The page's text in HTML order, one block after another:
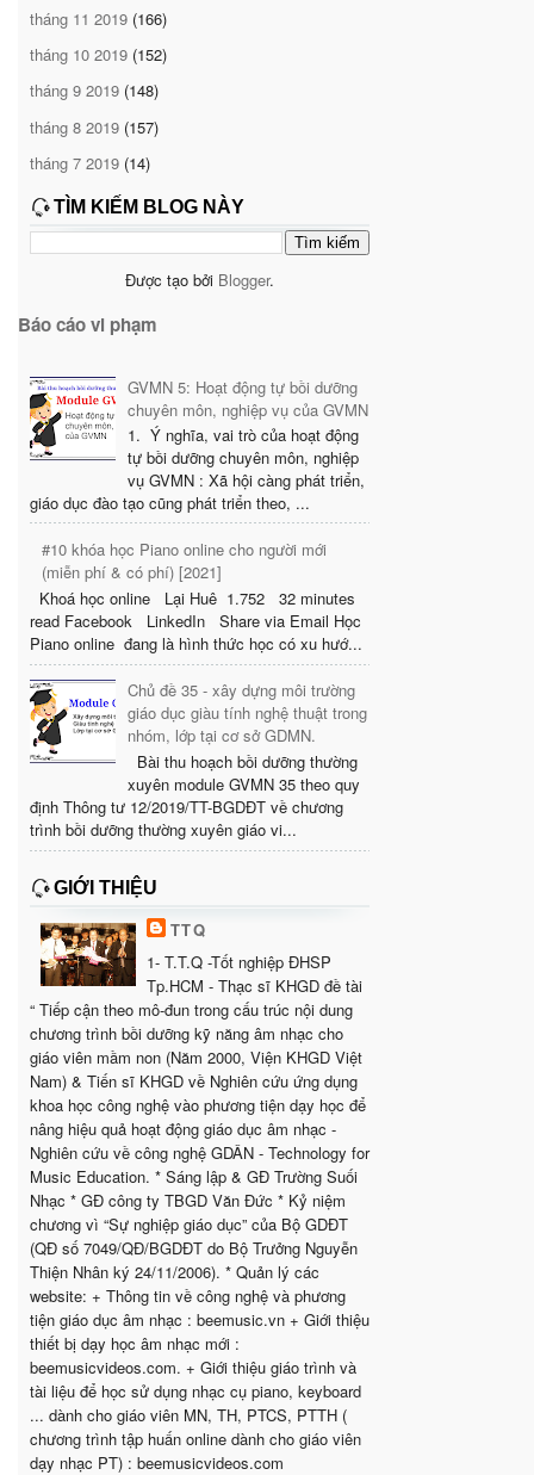
tháng 11 2019 (166)
tháng 10 2019 (152)
tháng 9 2019 (148)
tháng 8 2019 (157)
tháng 7 2019 (14)
TÌM KIẾM BLOG NÀY
Được tạo bởi Blogger.
Báo cáo vi phạm
GVMN 5: Hoạt động tự bồi dưỡng
chuyên môn, nghiệp vụ của GVMN
1. Ý nghĩa, vai trò của hoạt động
tự bồi dưỡng chuyên môn, nghiệp
vụ GVMN : Xã hội càng phát triển,
giáo dục đào tạo cũng phát triển theo, ...
#10 khóa học Piano online cho người mới
(miễn phí & có phí) [2021]
Khoá học online Lại Huê 1.752 32 minutes
read Facebook LinkedIn Share via Email Học
Piano online đang là hình thức học có xu hướ...
Chủ đề 35 - xây dựng môi trường
giáo dục giàu tính nghệ thuật trong
nhóm, lớp tại cơ sở GDMN.
Bài thu hoạch bồi dưỡng thường
xuyên module GVMN 35 theo quy
định Thông tư 12/2019/TT-BGDĐT về chương
trình bồi dưỡng thường xuyên giáo vi...
GIỚI THIỆU
TTQ
1- T.T.Q -Tốt nghiệp ĐHSP
Tp.HCM - Thạc sĩ KHGD đề tài
“ Tiếp cận theo mô-đun trong cấu trúc nội dung
chương trình bồi dưỡng kỹ năng âm nhạc cho
giáo viên mầm non (Năm 2000, Viện KHGD Việt
Nam) & Tiến sĩ KHGD về Nghiên cứu ứng dụng
khoa học công nghệ vào phương tiện dạy học để
nâng hiệu quả hoạt động giáo dục âm nhạc -
Nghiên cứu về công nghệ GDÂN - Technology for
Music Education. * Sáng lập & GĐ Trường Suối
Nhạc * GĐ công ty TBGD Văn Đức * Kỷ niệm
chương vì “Sự nghiệp giáo dục” của Bộ GDĐT
(QĐ số 7049/QĐ/BGDĐT do Bộ Trưởng Nguyễn
Thiện Nhân ký 24/11/2006). * Quản lý các
website: + Thông tin về công nghệ và phương
tiện giáo dục âm nhạc : beemusic.vn + Giới thiệu
thiết bị dạy học âm nhạc mới :
beemusicvideos.com. + Giới thiệu giáo trình và
tài liệu để học sử dụng nhạc cụ piano, keyboard
... dành cho giáo viên MN, TH, PTCS, PTTH (
chương trình tập huấn online dành cho giáo viên
dạy nhạc PT) : beemusicvideos.com